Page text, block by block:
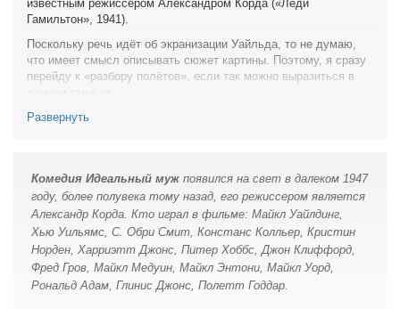
известным режиссёром Александром Корда («Леди
Гамильтон», 1941).
Поскольку речь идёт об экранизации Уайльда, то не думаю,
что имеет смысл описывать сюжет картины. Поэтому, я сразу
перейду к «разбору полётов», если так можно выразиться в
Что ж, для послевоенной Великобритании, Александр Корда
предметы интеръера и даже… настоящие дорогостоящие
драгоценности (для исполнительницы главной роли).
Именно всё это было использовано на съёмках фильма в
разорённой войной Британии, которая только начала
восстанавливаться в этот период. Сумму затрат держим в уме
и пытаемся представить, насколько было велико
разочарование постановщика, когда эти затраты не
Развернуть
Комедия Идеальный муж появился на свет в далеком 1947
году, более полувека тому назад, его режиссером является
Александр Корда. Кто играл в фильме: Майкл Уайлдинг,
Хью Уильямс, С. Обри Смит, Констанс Колльер, Кристин
Норден, Харриэтт Джонс, Питер Хоббс, Джон Клиффорд,
Фред Гров, Майкл Медуин, Майкл Энтони, Майкл Уорд,
Рональд Адам, Глинис Джонс, Полетт Годдар.